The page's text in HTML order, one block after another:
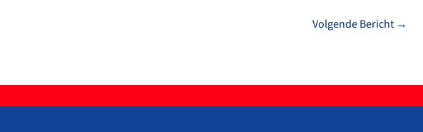
Volgende Bericht →